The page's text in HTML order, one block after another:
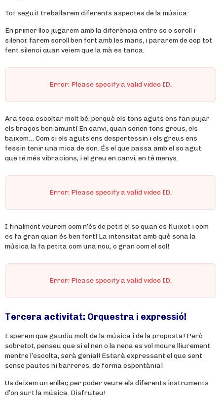
Tot seguit treballarem diferents aspectes de la música:
En primer lloc jugarem amb la diferència entre so o soroll i
silenci: farem soroll ben fort amb les mans, i pararem de cop tot
fent silenci quan veiem que la mà es tanca.
Error: Please specify a valid video ID.
Ara toca escoltar molt bé, perquè els tons aguts ens fan pujar
els braços ben amunt! En canvi, quan sonen tons greus, els
baixem… Com si els aguts ens despertessin i els greus ens
fessin tenir una mica de son. És el que passa amb el so agut,
que té més vibracions, i el greu en canvi, en té menys.
Error: Please specify a valid video ID.
I finalment veurem com n’és de petit el so quan es fluixet i com
es fa gran quan és ben fort! La intensitat amb què sona la
música la fa petita com una nou, o gran com el sol!
Error: Please specify a valid video ID.
Tercera activitat: Orquestra i expressió!
Esperem que gaudiu molt de la música i de la proposta! Però
sobretot, penseu que si el nen o la nena es vol moure lliurement
mentre l’escolta, serà genial! Estarà expressant el que sent
sense pautes ni barreres, de forma espontània!
Us deixem un enllaç per poder veure els diferents instruments
d’on surt la música. Disfruteu!